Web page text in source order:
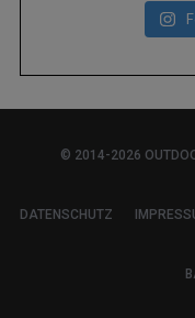
© 2014-2026
DATENSCHUTZ